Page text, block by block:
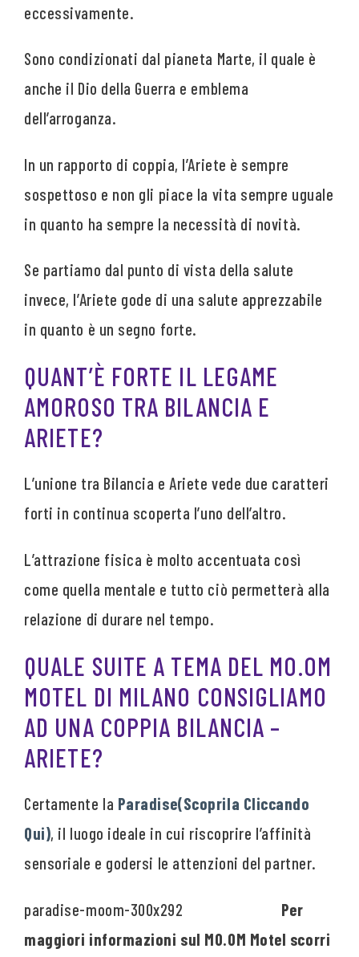
eccessivamente.
Sono condizionati dal pianeta Marte, il quale è
anche il Dio della Guerra e emblema
dell’arroganza.
In un rapporto di coppia, l’Ariete è sempre
sospettoso e non gli piace la vita sempre uguale
in quanto ha sempre la necessità di novità.
Se partiamo dal punto di vista della salute
invece, l’Ariete gode di una salute apprezzabile
in quanto è un segno forte.
QUANT’È FORTE IL LEGAME
AMOROSO TRA BILANCIA E
ARIETE?
L’unione tra Bilancia e Ariete vede due caratteri
forti in continua scoperta l’uno dell’altro.
L’attrazione fisica è molto accentuata così
come quella mentale e tutto ciò permetterà alla
relazione di durare nel tempo.
QUALE SUITE A TEMA DEL MO.OM
MOTEL DI MILANO CONSIGLIAMO
AD UNA COPPIA BILANCIA –
ARIETE?
Certamente la Paradise(Scoprila Cliccando
Qui), il luogo ideale in cui riscoprire l’affinità
sensoriale e godersi le attenzioni del partner.
Per
maggiori informazioni sul MO.OM Motel scorri